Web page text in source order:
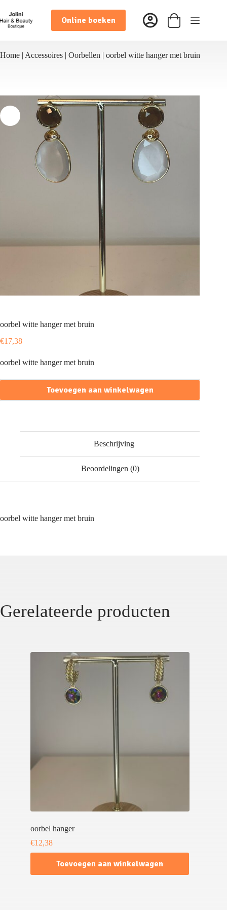
naar
de
inhoud
Online boeken Winkelwagen
Home | Accessoires | Oorbellen | oorbel witte hanger met bruin
oorbel witte hanger met bruin
€17,38
oorbel witte hanger met bruin
Toevoegen aan winkelwagen
Beschrijving
Beoordelingen (0)
oorbel witte hanger met bruin
Gerelateerde producten
oorbel hanger
€12,38
Toevoegen aan winkelwagen